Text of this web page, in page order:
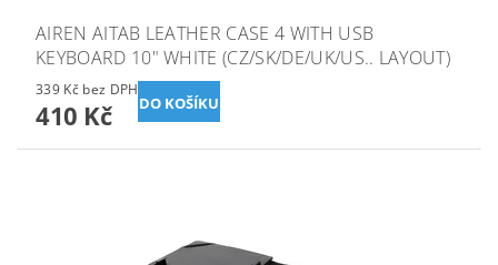
AIREN AITAB LEATHER CASE 4 WITH USB
KEYBOARD 10" WHITE (CZ/SK/DE/UK/US.. LAYOUT)
339 Kč bez DPH
410 Kč